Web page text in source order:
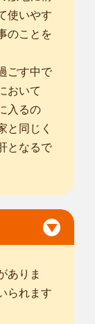
使いやす
のことを
ごす中で
おいて
入るの
と同じく
となるで
ありま
られます